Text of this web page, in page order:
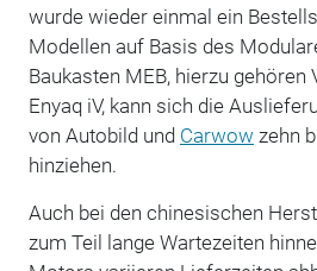
wurde wieder einmal ein
Modellen auf Basis des
Baukasten MEB, hierzu gehören
Enyaq iV, kann sich die
von Autobild und Carwow zehn
hinziehen.
Auch bei den chinesischen
zum Teil lange Wartezeiten